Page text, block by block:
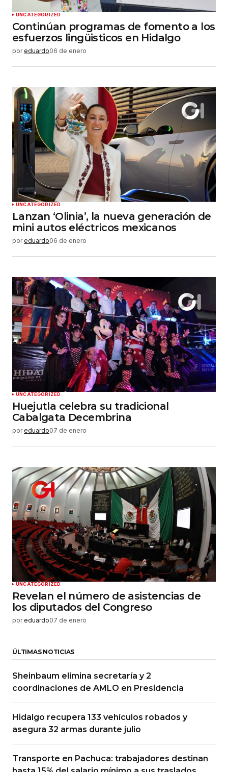
UNCATEGORIZED
Continúan programas de fomento a los
esfuerzos lingüisticos en Hidalgo
por eduardo06 de enero
UNCATEGORIZED
Lanzan ‘Olinia’, la nueva generación de
mini autos eléctricos mexicanos
por eduardo06 de enero
UNCATEGORIZED
Huejutla celebra su tradicional
Cabalgata Decembrina
por eduardo07 de enero
UNCATEGORIZED
Revelan el número de asistencias de
los diputados del Congreso
por eduardo07 de enero
ÚLTIMAS NOTICIAS
Sheinbaum elimina secretaría y 2
coordinaciones de AMLO en Presidencia
Hidalgo recupera 133 vehículos robados y
asegura 32 armas durante julio
Transporte en Pachuca: trabajadores destinan